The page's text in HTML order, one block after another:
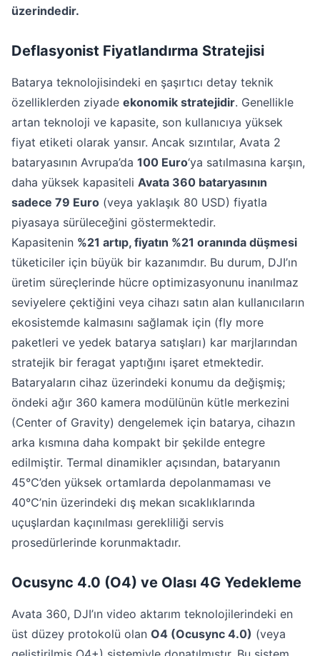
üzerindedir.
Deflasyonist Fiyatlandırma Stratejisi
Batarya teknolojisindeki en şaşırtıcı detay teknik
özelliklerden ziyade ekonomik stratejidir. Genellikle
artan teknoloji ve kapasite, son kullanıcıya yüksek
fiyat etiketi olarak yansır. Ancak sızıntılar, Avata 2
bataryasının Avrupa’da 100 Euro‘ya satılmasına karşın,
daha yüksek kapasiteli Avata 360 bataryasının
sadece 79 Euro (veya yaklaşık 80 USD) fiyatla
piyasaya sürüleceğini göstermektedir.
Kapasitenin %21 artıp, fiyatın %21 oranında düşmesi
tüketiciler için büyük bir kazanımdır. Bu durum, DJI’ın
üretim süreçlerinde hücre optimizasyonunu inanılmaz
seviyelere çektiğini veya cihazı satın alan kullanıcıların
ekosistemde kalmasını sağlamak için (fly more
paketleri ve yedek batarya satışları) kar marjlarından
stratejik bir feragat yaptığını işaret etmektedir.
Bataryaların cihaz üzerindeki konumu da değişmiş;
öndeki ağır 360 kamera modülünün kütle merkezini
(Center of Gravity) dengelemek için batarya, cihazın
arka kısmına daha kompakt bir şekilde entegre
edilmiştir. Termal dinamikler açısından, bataryanın
45℃’den yüksek ortamlarda depolanmaması ve
40℃’nin üzerindeki dış mekan sıcaklıklarında
uçuşlardan kaçınılması gerekliliği servis
prosedürlerinde korunmaktadır.
Ocusync 4.0 (O4) ve Olası 4G Yedekleme
Avata 360, DJI’ın video aktarım teknolojilerindeki en
üst düzey protokolü olan O4 (Ocusync 4.0) (veya